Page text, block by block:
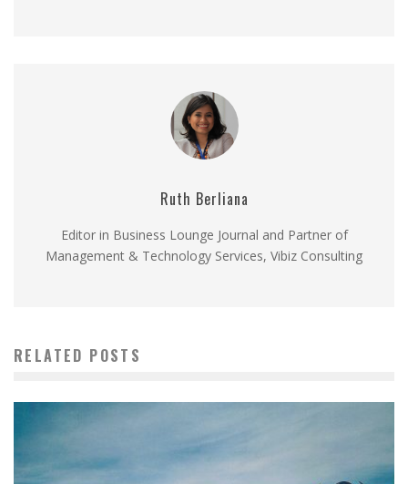
Ruth Berliana
Editor in Business Lounge Journal and Partner of
Management & Technology Services, Vibiz Consulting
RELATED POSTS